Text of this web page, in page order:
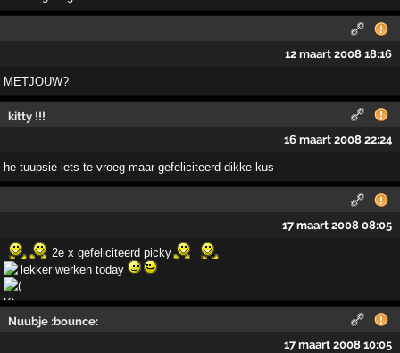
12 maart 2008 18:16
METJOUW?
kitty !!!
16 maart 2008 22:24
he tuupsie iets te vroeg maar gefeliciteerd dikke kus
17 maart 2008 08:05
2e x gefeliciteerd picky
lekker werken today
Nuubje :bounce:
17 maart 2008 10:05